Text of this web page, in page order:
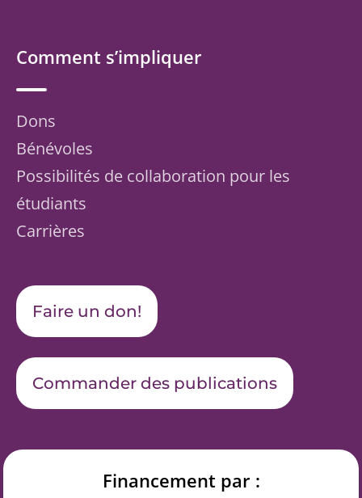
Comment s’impliquer
Dons
Bénévoles
Possibilités de collaboration pour les
étudiants
Carrières
Faire un don!
Commander des publications
Financement par :